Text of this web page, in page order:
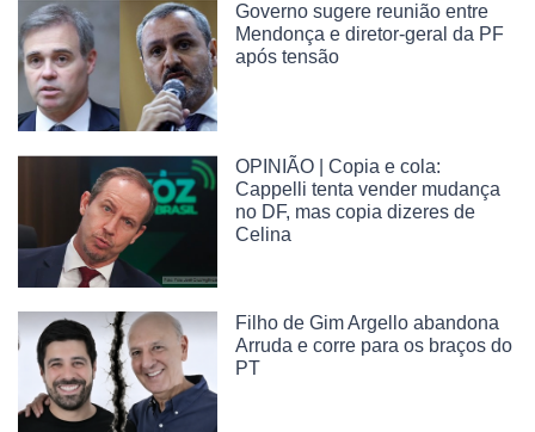
Governo sugere reunião entre
Mendonça e diretor-geral da PF
após tensão
OPINIÃO | Copia e cola:
Cappelli tenta vender mudança
no DF, mas copia dizeres de
Celina
Filho de Gim Argello abandona
Arruda e corre para os braços do
PT